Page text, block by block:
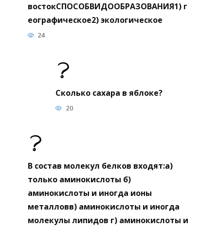
востокСПОСОБВИДООБРАЗОВАНИЯ1) г
еографическое2) экологическое
24
Сколько сахара в яблоке?
20
В состав молекул белков входят:а)
только аминокислоты б)
аминокислоты и иногда ионы
металловв) аминокислоты и иногда
молекулы липидов г) аминокислоты и